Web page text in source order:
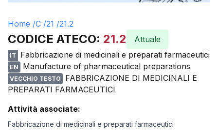
Home /C /21 /21.2
CODICE ATECO: 21.2 Attuale
IT Fabbricazione di medicinali e preparati farmaceutici
EN Manufacture of pharmaceutical preparations
VECCHIO TESTO
FABBRICAZIONE DI MEDICINALI E
PREPARATI FARMACEUTICI
Attività associate:
Fabbricazione di medicinali e preparati farmaceutici